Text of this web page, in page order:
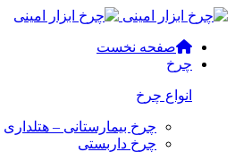
صفحه نخست
چرخ
انواع چرخ
چرخ بیمارستانی – هتلداری
چرخ داربستی